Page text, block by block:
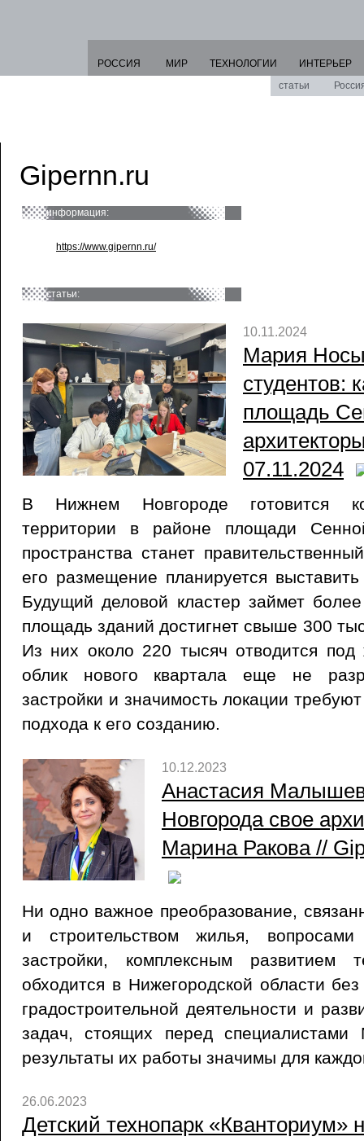
РОССИЯ МИР ТЕХНОЛОГИИ
ИНТЕРЬЕР
статьи
Gipernn.ru
информация:
https://www.gipernn.ru/
статьи:
10.11.2024
Мария
студентов:
площадь
07.11.2024
В Нижнем Новгороде готовится
территории в районе площади
пространства станет
его размещение планируется
Будущий деловой кластер займет
площадь зданий достигнет свыше 300
Из них около 220 тысяч отводится под
облик нового квартала еще не
застройки и значимость локации
подхода к его созданию.
10.12.2023
Анастасия
Новгорода свое
Марина Ракова //
Ни одно важное преобразование,
и строительством жилья,
застройки, комплексным развитием
обходится в Нижегородской области
градостроительной деятельности и
задач, стоящих перед
результаты их работы значимы для
26.06.2023
Детский технопарк «Кванториум»